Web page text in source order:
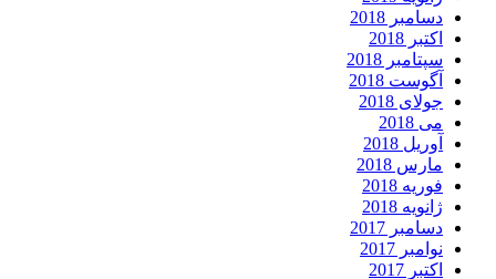
دسامبر 2018
اکتبر 2018
سپتامبر 2018
آگوست 2018
جولای 2018
می 2018
آوریل 2018
مارس 2018
فوریه 2018
ژانویه 2018
دسامبر 2017
نوامبر 2017
اکتبر 2017